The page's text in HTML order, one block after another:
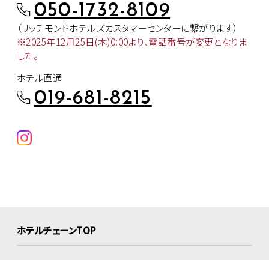
050-1732-8109
（リッチモンドホテルズカスタマーセンターに繋がります）
※2025年12月25日(木)0:00より、電話番号が変更となりま
した。
ホテル直通
019-681-8215
ホテルチェーンTOP